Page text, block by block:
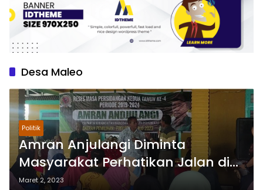
Desa Maleo
Politik
Amran Anjulangi Diminta
Masyarakat Perhatikan Jalan di
Desa Maleo
Maret 2, 2023